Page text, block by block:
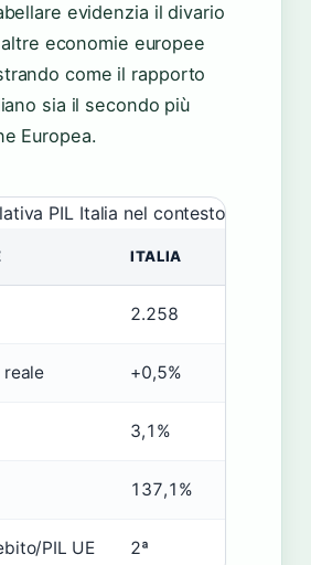
evidenzia il divario
altre economie europee
come il rapporto
sia il secondo più
Europea.
PIL Italia nel contesto
ITALIA
2.258
reale +0,5%
3,1%
137,1%
PIL UE 2ª